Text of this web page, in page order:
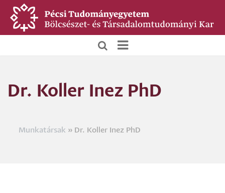
Ugrás
tartalomra
Főoldali
Dr. Koller Inez PhD
Munkatársak Dr. Koller Inez PhD